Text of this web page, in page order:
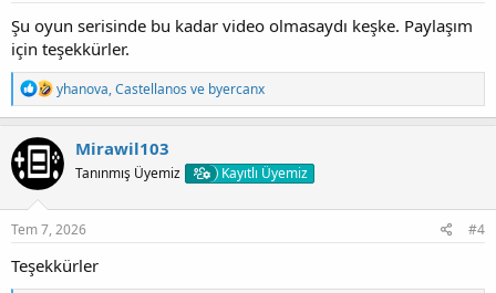
Şu oyun serisinde bu kadar video olmasaydı keşke. Paylaşım
için teşekkürler.
T
e
p
k
i
l
r
:
yhanova,Castellanos ve byercanx
Mirawil103
Tanınmış Üyemiz Kayıtlı Üyemiz
Tem 7, 2026 #4
Teşekkürler